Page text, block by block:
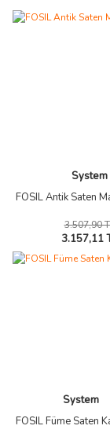
System
FOSIL Antik Saten
3.507,90
3.157,11
System
FOSIL Füme Saten